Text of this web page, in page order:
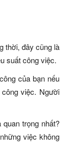
thời, đây cũng là
suất công việc.
của bạn nếu
việc. Người
trọng nhất?
việc không